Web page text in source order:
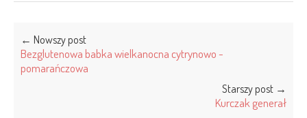
← Nowszy post
Bezglutenowa babka wielkanocna cytrynowo -
pomarańczowa
Starszy post →
Kurczak generał